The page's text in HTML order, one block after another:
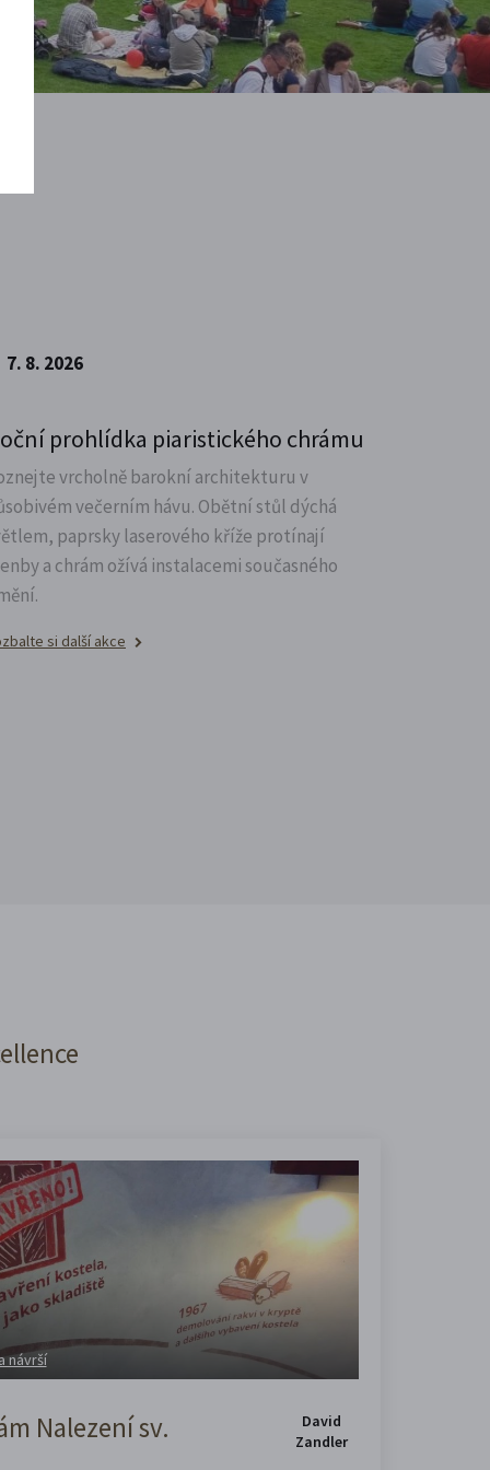
7. 8. 2026
prohlídka piaristického chrámu
vrcholně barokní architekturu v
večerním hávu. Obětní stůl dýchá
paprsky laserového kříže protínají
a chrám ožívá instalacemi současného
si další akce
návrší
Nalezení sv.
David
Zandler